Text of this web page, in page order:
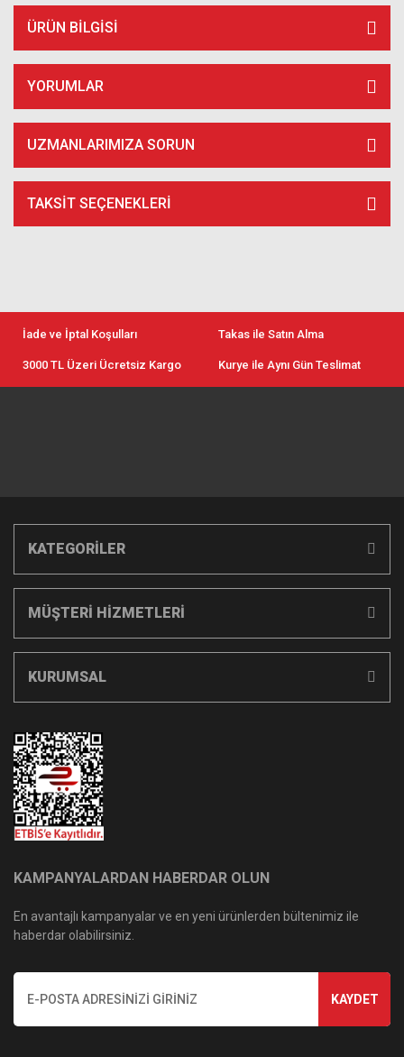
ÜRÜN BILGISI
YORUMLAR
UZMANLARIMIZA SORUN
TAKSIT SEÇENEKLERI
İade ve İptal Koşulları Takas ile Satın Alma
3000 TL Üzeri Ücretsiz Kargo Kurye ile Aynı Gün Teslimat
KATEGORİLER
MÜŞTERİ HİZMETLERİ
KURUMSAL
KAMPANYALARDAN HABERDAR OLUN
En avantajlı kampanyalar ve en yeni ürünlerden bültenimiz ile
haberdar olabilirsiniz.
KAYDET